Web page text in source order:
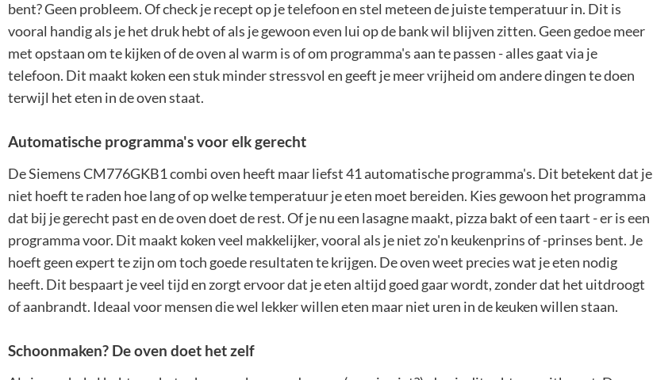
bent? Geen probleem. Of check je recept op je telefoon en stel meteen de juiste temperatuur in. Dit is
vooral handig als je het druk hebt of als je gewoon even lui op de bank wil blijven zitten. Geen gedoe meer
met opstaan om te kijken of de oven al warm is of om programma's aan te passen - alles gaat via je
telefoon. Dit maakt koken een stuk minder stressvol en geeft je meer vrijheid om andere dingen te doen
terwijl het eten in de oven staat.
Automatische programma's voor elk gerecht
De Siemens CM776GKB1 combi oven heeft maar liefst 41 automatische programma's. Dit betekent dat je
niet hoeft te raden hoe lang of op welke temperatuur je eten moet bereiden. Kies gewoon het programma
dat bij je gerecht past en de oven doet de rest. Of je nu een lasagne maakt, pizza bakt of een taart - er is een
programma voor. Dit maakt koken veel makkelijker, vooral als je niet zo'n keukenprins of -prinses bent. Je
hoeft geen expert te zijn om toch goede resultaten te krijgen. De oven weet precies wat je eten nodig
heeft. Dit bespaart je veel tijd en zorgt ervoor dat je eten altijd goed gaar wordt, zonder dat het uitdroogt
of aanbrandt. Ideaal voor mensen die wel lekker willen eten maar niet uren in de keuken willen staan.
Schoonmaken? De oven doet het zelf